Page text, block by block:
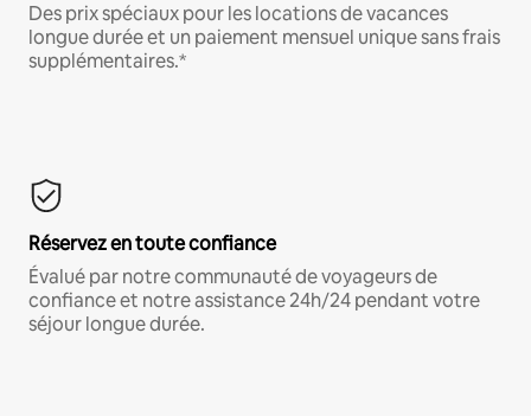
Des prix spéciaux pour les locations de vacances
longue durée et un paiement mensuel unique sans frais
supplémentaires.*
Réservez en toute confiance
Évalué par notre communauté de voyageurs de
confiance et notre assistance 24h/24 pendant votre
séjour longue durée.